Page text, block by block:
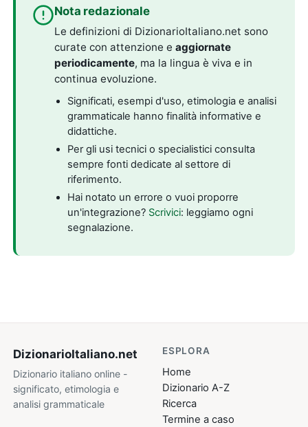
Nota redazionale
Le definizioni di DizionarioItaliano.net sono
curate con attenzione eaggiornate
periodicamente, ma la lingua è viva e in
continua evoluzione.
Significati, esempi d'uso, etimologia e analisi
grammaticale hanno finalità informative e
didattiche.
Per gli usi tecnici o specialistici consulta
sempre fonti dedicate al settore di
riferimento.
Hai notato un errore o vuoi proporre
un'integrazione? Scrivici: leggiamo ogni
segnalazione.
DizionarioItaliano.net
Dizionario italiano online -
significato, etimologia e
analisi grammaticale
ESPLORA
Home
Dizionario A-Z
Ricerca
Termine a caso